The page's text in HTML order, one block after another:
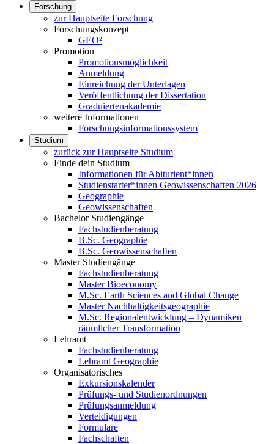
Forschung
zur Hauptseite Forschung
Forschungskonzept
GEO²
Promotion
Promotionsmöglichkeit
Anmeldung
Einreichung der Unterlagen
Veröffentlichung der Dissertation
Graduiertenakademie
weitere Informationen
Forschungsinformationssystem
Studium
zurück zur Hauptseite Studium
Finde dein Studium
Informationen für Abiturient*innen
Studienstarter*innen Geowissenschaften 2026
Geographie
Geowissenschaften
Bachelor Studiengänge
Fachstudienberatung
B.Sc. Geographie
B.Sc. Geowissenschaften
Master Studiengänge
Fachstudienberatung
Master Bioeconomy
M.Sc. Earth Sciences and Global Change
Master Nachhaltigkeitsgeographie
M.Sc. Regionalentwicklung – Dynamiken
räumlicher Transformation
Lehramt
Fachstudienberatung
Lehramt Geographie
Organisatorisches
Exkursionskalender
Prüfungs- und Studienordnungen
Prüfungsanmeldung
Verteidigungen
Formulare
Fachschaften